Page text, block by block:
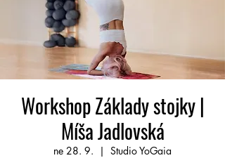
Workshop Základy stojky |
Míša Jadlovská
ne 28. 9.
  |
Studio YoGaia